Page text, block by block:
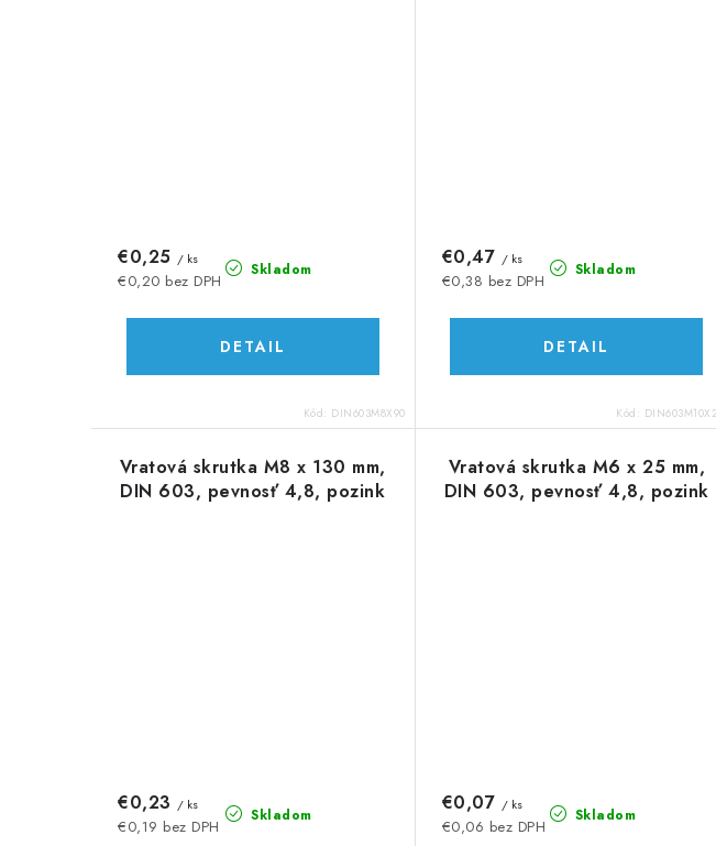
Skladom
€0,20 bez DPH
€0,25 / ks
DETAIL
Kód: DIN603M8X90
Skladom
€0,38 bez DPH
€0,47 / ks
DETAIL
Kód:
Vratová skrutka M8 x 130 mm,
DIN 603, pevnosť 4,8, pozink
Skladom
€0,19 bez DPH
€0,23 / ks
Vratová skrutka M6 x 25 mm,
DIN 603, pevnosť 4,8, pozink
Skladom
€0,06 bez DPH
€0,07 / ks